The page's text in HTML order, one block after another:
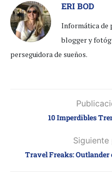
ERI BOD
Informática de
blogger y
perseguidora de sueños.
10 Imperdibles
Travel Freaks: Outlander